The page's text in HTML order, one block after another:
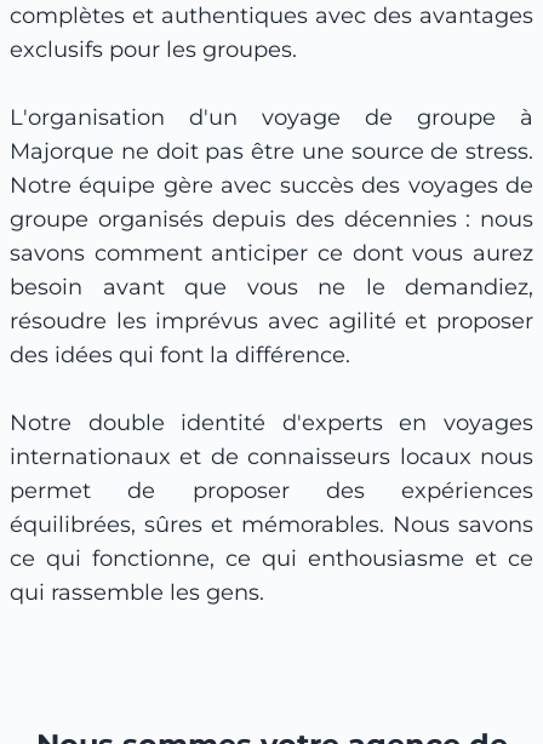
complètes et authentiques avec des avantages
exclusifs pour les groupes.
L'organisation d'un voyage de groupe à
Majorque ne doit pas être une source de stress.
Notre équipe gère avec succès des voyages de
groupe organisés depuis des décennies : nous
savons comment anticiper ce dont vous aurez
besoin avant que vous ne le demandiez,
résoudre les imprévus avec agilité et proposer
des idées qui font la différence.
Notre double identité d'experts en voyages
internationaux et de connaisseurs locaux nous
permet de proposer des expériences
équilibrées, sûres et mémorables. Nous savons
ce qui fonctionne, ce qui enthousiasme et ce
qui rassemble les gens.